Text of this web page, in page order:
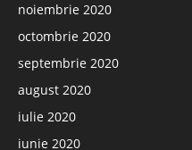
noiembrie 2020
octombrie 2020
septembrie 2020
august 2020
iulie 2020
iunie 2020